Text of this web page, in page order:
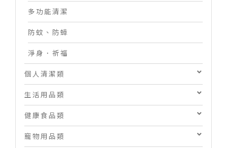
多功能清潔
防蚊、防蟑
淨身．祈福
個人清潔類
生活用品類
健康食品類
寵物用品類